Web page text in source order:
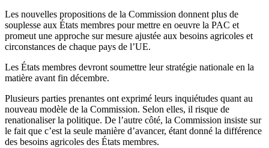
Les nouvelles propositions de la Commission donnent plus de
souplesse aux États membres pour mettre en oeuvre la PAC et
promeut une approche sur mesure ajustée aux besoins agricoles et
circonstances de chaque pays de l’UE.
Les États membres devront soumettre leur stratégie nationale en la
matière avant fin décembre.
Plusieurs parties prenantes ont exprimé leurs inquiétudes quant au
nouveau modèle de la Commission. Selon elles, il risque de
renationaliser la politique. De l’autre côté, la Commission insiste sur
le fait que c’est la seule manière d’avancer, étant donné la différence
des besoins agricoles des États membres.